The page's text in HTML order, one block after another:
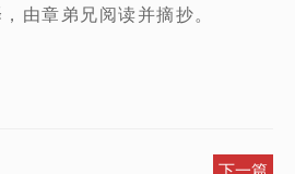
由章弟兄阅读并摘抄。
下一篇